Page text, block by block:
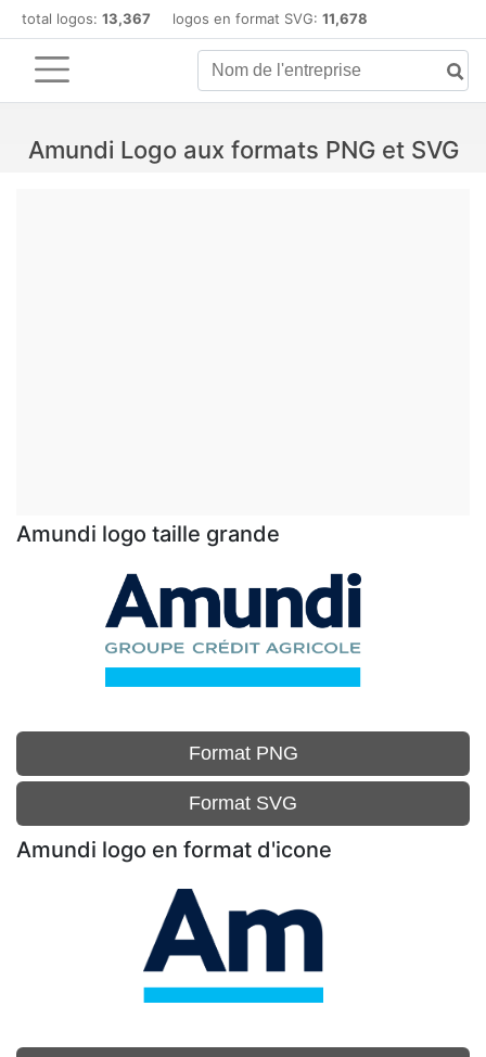
total logos: 13,367 logos en format SVG: 11,678
Amundi Logo aux formats PNG et SVG
Amundi logo taille grande
Format PNG
Format SVG
Amundi logo en format d'icone